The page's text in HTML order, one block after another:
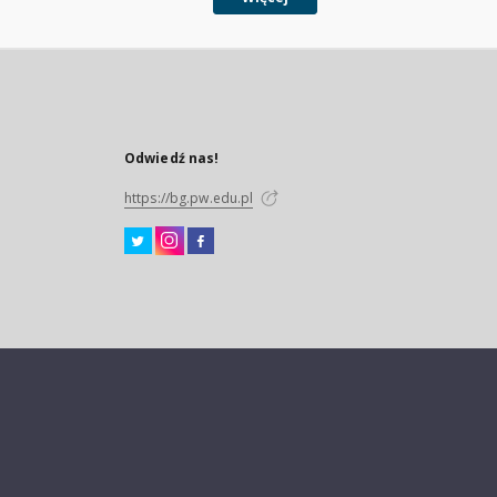
Odwiedź nas!
https://bg.pw.edu.pl